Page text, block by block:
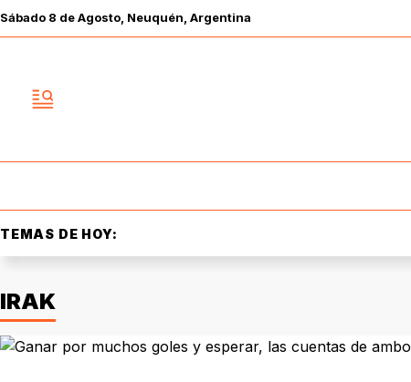
Sábado 8 deAgosto , Neuquén, Argentina
TEMAS DE HOY:
IRAK